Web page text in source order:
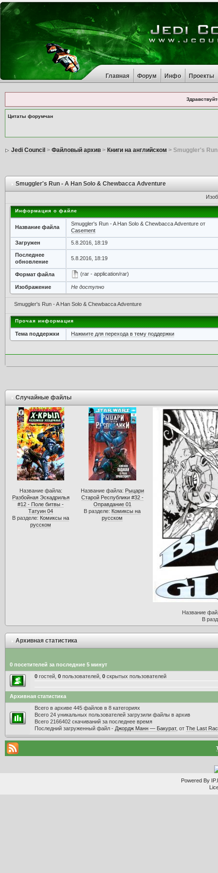
Главная Форум Инфо Проекты
Цитаты форумчан
Jedi Council > Файловый архив> Книги на английском > Smuggler's
Smuggler's Run - A Han Solo & Chewbacca Adventure
Информация о файле
Название файла
Smuggler's Run - A Han Solo & Chewbacca Adventure от
Casement
Загружен 5.8.2016, 18:19
Последнее
обновление
5.8.2016, 18:19
Формат файла (rar - application/rar)
Изображение Не доступно
Smuggler's Run - A Han Solo & Chewbacca Adventure
Прочая информация
Тема поддержки Нажмите для перехода в тему поддержки
Случайные файлы
Название файла:
Разбойная Эскадрилья
#12 - Поле битвы -
Татуин 04
В разделе: Комиксы на
русском
Название файла: Рыцари
Старой Республики #32 -
Оправдание 01
В разделе: Комиксы на
русском
Название
В
Архивная статистика
0 посетителей за последние 5 минут
0гостей, 0пользователей, 0скрытых пользователей
Архивная статистика
Всего в архиве 445 файлов в 8 категориях
Всего 24 уникальных пользователей загрузили файлы в архив
Всего 2166402 скачиваний за последнее время
Последний загруженный файл - Джордж Манн — Бакурат, от The Last
Powered By